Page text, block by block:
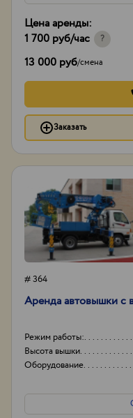
Цена аренды:
1 700 руб/час ?
13 000 руб/смена
Заказать
# 364
Аренда автовышки с
Режим работы:
Высота вышки
Оборудование